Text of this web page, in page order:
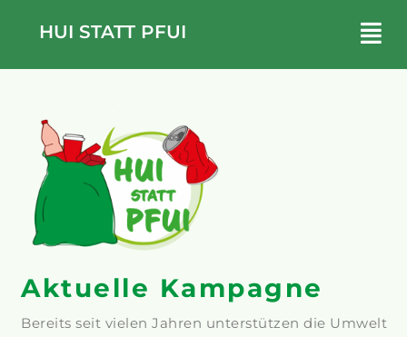
HUI STATT PFUI
Aktuelle Kampagne
Bereits seit vielen Jahren unterstützen die Umwelt